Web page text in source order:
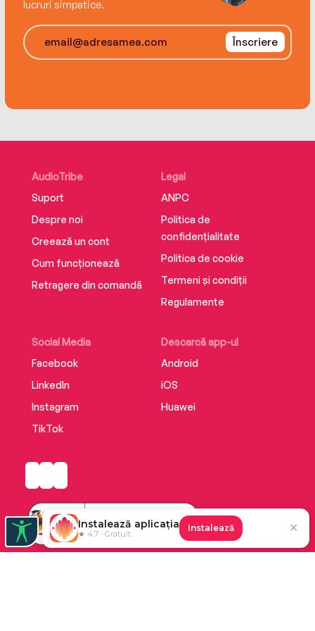
lucruri simpatice.
Înscriere
AudioTribe
Suport
Despre noi
Creează un cont
Cum funcționează
Retragere din comandă
Social Media
Facebook
LinkedIn
Instagram
TikTok
Descarcă app-ul
Android
iOS
Huawei
Legal
ANPC
Politica de
confidențialitate
Politica de cookie
Termeni și condiții
Regulamente
Instalează aplicația
★ 4.7 · Gratuit
Instalează ✕